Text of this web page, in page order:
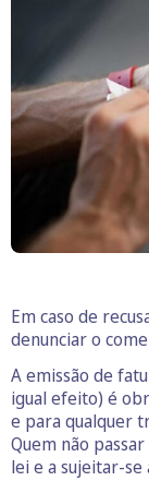
Em caso de
denunciar o
A emissão de
igual efeito) é
e para qualquer
Quem não
lei e a sujeitar-se